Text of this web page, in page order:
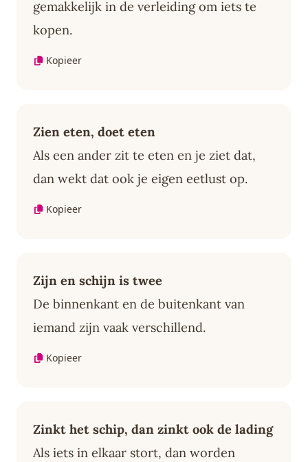
gemakkelijk in de verleiding om iets te
kopen.
Kopieer
Zien eten, doet eten
Als een ander zit te eten en je ziet dat,
dan wekt dat ook je eigen eetlust op.
Kopieer
Zijn en schijn is twee
De binnenkant en de buitenkant van
iemand zijn vaak verschillend.
Kopieer
Zinkt het schip, dan zinkt ook de lading
Als iets in elkaar stort, dan worden